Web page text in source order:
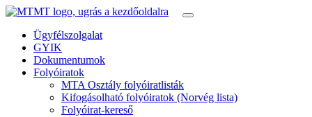
Ügyfélszolgalat
GYIK
Dokumentumok
Folyóiratok
MTA Osztály folyóiratlisták
Kifogásolható folyóiratok (Norvég lista)
Folyóirat-kereső